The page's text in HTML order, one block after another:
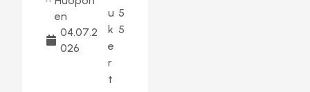
en
04.07.2
026
u
k
e
r
t
5
5